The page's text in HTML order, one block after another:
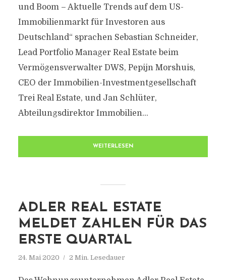
und Boom – Aktuelle Trends auf dem US-
Immobilienmarkt für Investoren aus
Deutschland“ sprachen Sebastian Schneider,
Lead Portfolio Manager Real Estate beim
Vermögensverwalter DWS, Pepijn Morshuis,
CEO der Immobilien-Investmentgesellschaft
Trei Real Estate, und Jan Schlüter,
Abteilungsdirektor Immobilien...
WEITERLESEN
ADLER REAL ESTATE
MELDET ZAHLEN FÜR DAS
ERSTE QUARTAL
24. Mai 2020 2 Min. Lesedauer